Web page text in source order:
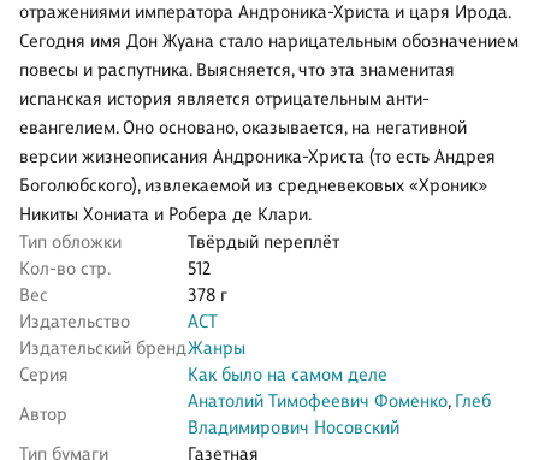
отражениями императора Андроника-Христа и царя Ирода.
Сегодня имя Дон Жуана стало нарицательным обозначением
повесы и распутника. Выясняется, что эта знаменитая
испанская история является отрицательным анти-
евангелием. Оно основано, оказывается, на негативной
версии жизнеописания Андроника-Христа (то есть Андрея
Боголюбского), извлекаемой из средневековых «Хроник»
Никиты Хониата и Робера де Клари.
Тип обложки
Твёрдый переплёт
Кол-во стр.
512
Вес
378 г
Издательство
АСТ
Издательский брендЖанры
Серия
Как было на самом деле
Автор
Анатолий Тимофеевич Фоменко, Глеб
Владимирович Носовский
Тип бумаги
Газетная